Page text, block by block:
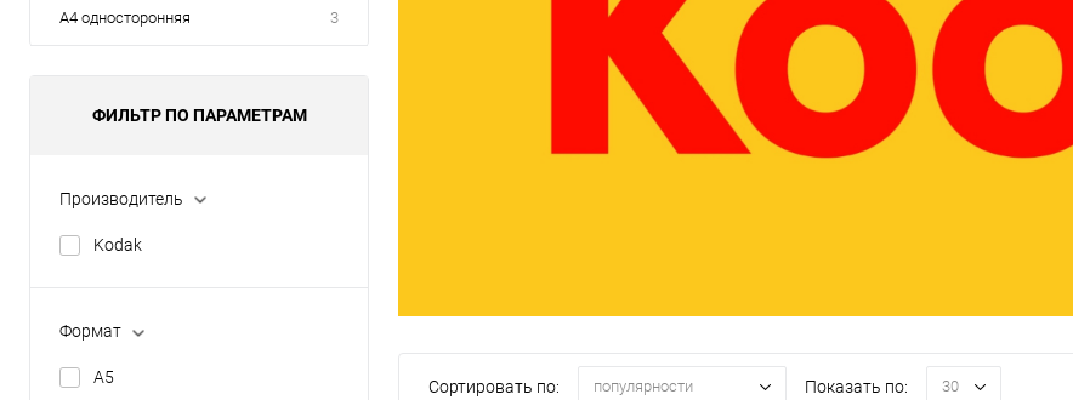
А4 односторонняя 3
ФИЛЬТР ПО ПАРАМЕТРАМ
Производитель
Kodak
Формат
А5 Сортировать по: популярности Показать по: 30